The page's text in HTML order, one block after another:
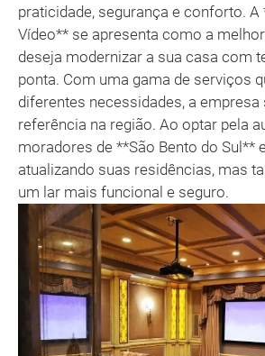
praticidade, segurança e conforto. A
Vídeo** se apresenta como a
deseja modernizar a sua casa com
ponta. Com uma gama de serviços
diferentes necessidades, a
referência na região. Ao optar pela
moradores de **São Bento do Sul**
atualizando suas residências, mas
um lar mais funcional e seguro.